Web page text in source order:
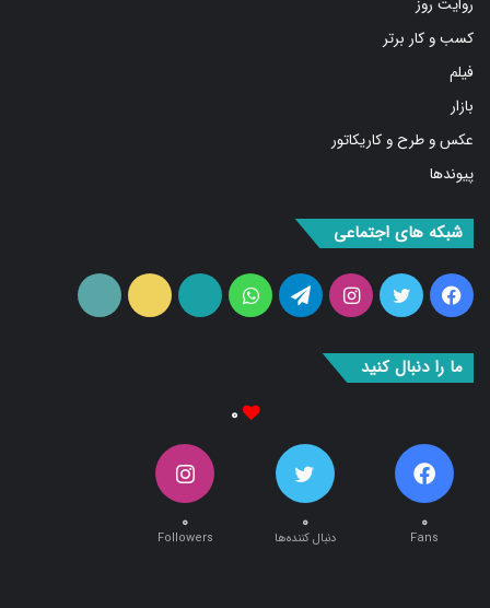
کسب و کار برتر
فیلم
بازار
عکس و طرح و کاریکاتور
پیوندها
فیس
بوک
توییتراینستاگرامتلگرامواتس
آپ
آپارات ایتا
۰ ۰ ۰